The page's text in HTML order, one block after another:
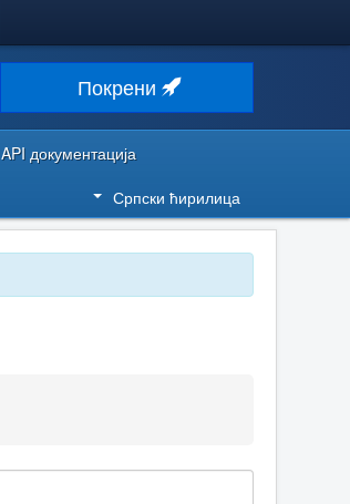
Покрени
API документација
Српски ћирилица